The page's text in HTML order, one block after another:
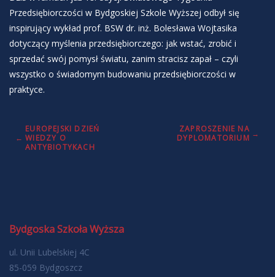
Przedsiębiorczości w Bydgoskiej Szkole Wyższej odbył się
inspirujący wykład prof. BSW dr. inż. Bolesława Wojtasika
dotyczący myślenia przedsiębiorczego: jak wstać, zrobić i
sprzedać swój pomysł światu, zanim stracisz zapał – czyli
wszystko o świadomym budowaniu przedsiębiorczości w
praktyce.
Nawigacja
wpisu
EUROPEJSKI DZIEŃ
WIEDZY O
ANTYBIOTYKACH
ZAPROSZENIE NA
DYPLOMATORIUM
Bydgoska Szkoła Wyższa
ul. Unii Lubelskiej 4C
85-059 Bydgoszcz